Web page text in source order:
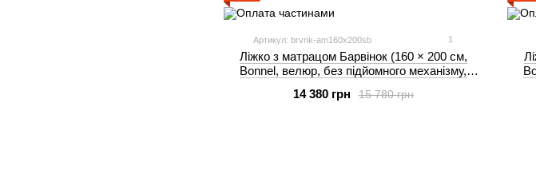
Артикул: brvnk-am160x200sb 1
Ліжко з матрацом Барвінок (160 × 200 см,
Bonnel, велюр, без підйомного механізму,
15 780 грн
14 380 грн